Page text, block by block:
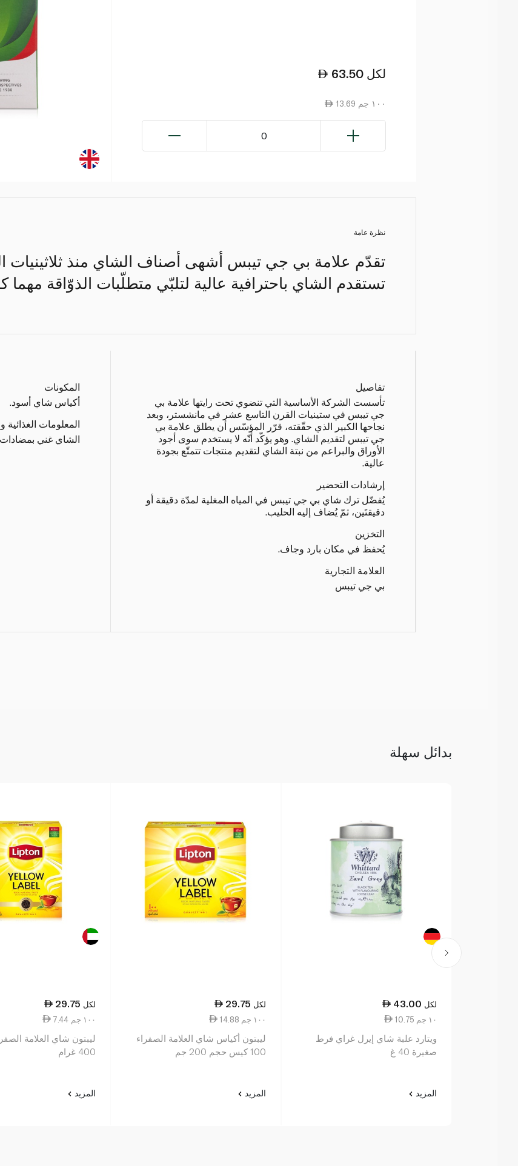
63.50 لكل
13.69 ١٠٠ جم
0
نظرة عامة
تقدّم علامة بي جي تيبس أشهى أصناف الشاي منذ ثلاثينيات
تستقدم الشاي باحترافية عالية لتلبّي متطلّبات الذوّاقة مهما
تفاصيل
تأسست الشركة الأساسية التي تنضوي تحت رايتها علامة بي
جي تيبس في ستينيات القرن التاسع عشر في مانشستر، وبعد
نجاحها الكبير الذي حقّقته، قرّر المؤسّس أن يطلق علامة بي
جي تيبس لتقديم الشاي. وهو يؤكّد أنّه لا يستخدم سوى أجود
الأوراق والبراعم من نبتة الشاي لتقديم منتجات تتمتّع بجودة
عالية.
إرشادات التحضير
يُفضّل ترك شاي بي جي تيبس في المياه المغلية لمدّة دقيقة أو
دقيقتَين، ثمّ يُضاف إليه الحليب.
التخزين
يُحفظ في مكان بارد وجاف.
العلامة التجارية
بي جي تيبس
المكونات
أكياس شاي أسود.
المعلومات
الشاي غني
بدائل سهلة
43.00 لكل
10.75 ١٠ جم
ويتارد علبة شاي إيرل غراي فرط
صغيرة 40 غ
المزيد
29.75 لكل
14.88 ١٠٠ جم
ليبتون أكياس شاي العلامة الصفراء
100 كيس حجم 200 جم
المزيد
29.75 لكل
7.44 ١٠٠ جم
ليبتون شاي العلامة
400 غرام
المزيد